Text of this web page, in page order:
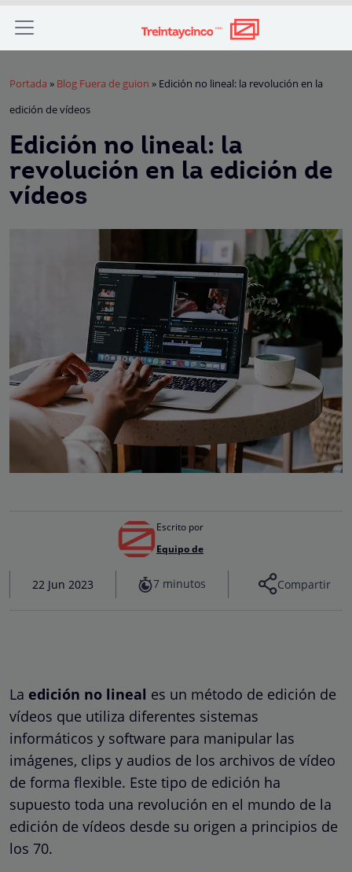
Portada » Blog Fuera de guion » Edición no lineal: la revolución en la
edición de vídeos
Edición no lineal: la
revolución en la edición de
vídeos
Escrito por
Equipo de
22 Jun 2023 7 minutos Compartir
La edición no lineal es un método de edición de
vídeos que utiliza diferentes sistemas
informáticos y software para manipular las
imágenes, clips y audios de los archivos de vídeo
de forma flexible. Este tipo de edición ha
supuesto toda una revolución en el mundo de la
edición de vídeos desde su origen a principios de
los 70.